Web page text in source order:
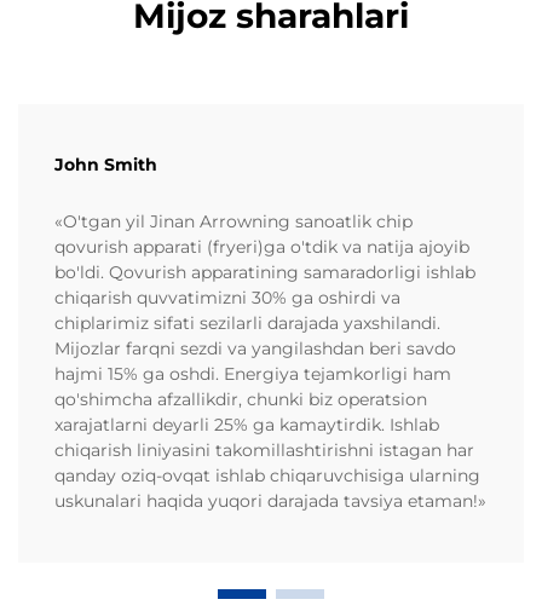
Mijoz sharahlari
John Smith
«O'tgan yil Jinan Arrowning sanoatlik chip
qovurish apparati (fryeri)ga o'tdik va natija ajoyib
bo'ldi. Qovurish apparatining samaradorligi ishlab
chiqarish quvvatimizni 30% ga oshirdi va
chiplarimiz sifati sezilarli darajada yaxshilandi.
Mijozlar farqni sezdi va yangilashdan beri savdo
hajmi 15% ga oshdi. Energiya tejamkorligi ham
qo'shimcha afzallikdir, chunki biz operatsion
xarajatlarni deyarli 25% ga kamaytirdik. Ishlab
chiqarish liniyasini takomillashtirishni istagan har
qanday oziq-ovqat ishlab chiqaruvchisiga ularning
uskunalari haqida yuqori darajada tavsiya etaman!»